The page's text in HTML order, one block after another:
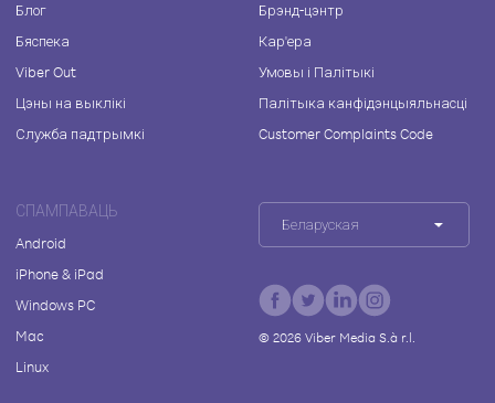
Блог
Бяспека
Viber Out
Цэны на выклікі
Служба падтрымкі
Брэнд-цэнтр
Кар'ера
Умовы і Палітыкі
Палітыка канфідэнцыяльнасці
Customer Complaints Code
СПАМПАВАЦЬ
Android
iPhone & iPad
Windows PC
Mac
Linux
Беларуская
© 2026Viber Media S.à r.l.